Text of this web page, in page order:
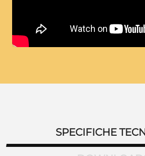
SPECIFICHE